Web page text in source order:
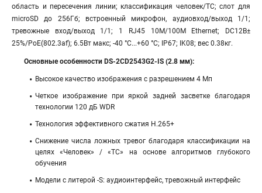
область и пересечения линии; классификация человек/ТС; слот для
microSD до 256Гб; встроенный микрофон, аудиовход/выход 1/1;
тревожные вход/выход 1/1; 1 RJ45 10M/100M Ethernet; DC12В±
25%/PoE(802.3af); 6.5Вт макс; -40 °C...+60 °C; IP67; IK08; вес 0.38кг.
Основные особенности DS-2CD2543G2-IS (2.8 мм):
Высокое качество изображения с разрешением 4 Мп
Четкое изображение при яркой задней засветке благодаря
технологии 120 дБ WDR
Технология эффективного сжатия H.265+
Снижение числа ложных тревог благодаря классификации на
целях «Человек» / «ТС» на основе алгоритмов глубокого
обучения
Модели с литерой -S: аудиоинтерфейс, тревожный интерфейс